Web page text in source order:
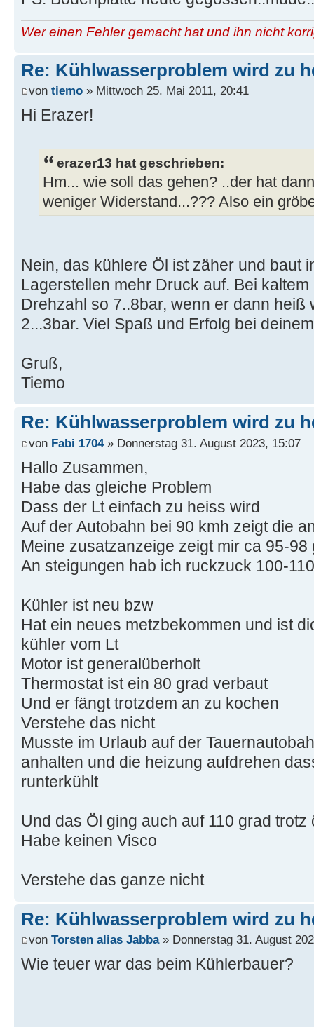
Wer einen Fehler gemacht hat und ihn nicht
Re: Kühlwasserproblem wird zu
von tiemo » Mittwoch 25. Mai 2011, 20:41
Hi Erazer!
erazer13 hat geschrieben:
Hm... wie soll das gehen? ..der hat
weniger Widerstand...??? Also ein
Nein, das kühlere Öl ist zäher und baut
Lagerstellen mehr Druck auf. Bei
Drehzahl so 7..8bar, wenn er dann heiß
2...3bar. Viel Spaß und Erfolg bei
Gruß,
Tiemo
Re: Kühlwasserproblem wird zu
von Fabi 1704» Donnerstag 31. August 2023, 15:07
Hallo Zusammen,
Habe das gleiche Problem
Dass der Lt einfach zu heiss wird
Auf der Autobahn bei 90 kmh zeigt die
Meine zusatzanzeige zeigt mir ca 95-98
An steigungen hab ich ruckzuck 100-
Kühler ist neu bzw
Hat ein neues metzbekommen und ist
kühler vom Lt
Motor ist generalüberholt
Thermostat ist ein 80 grad verbaut
Und er fängt trotzdem an zu kochen
Verstehe das nicht
Musste im Urlaub auf der
anhalten und die heizung aufdrehen
runterkühlt
Und das Öl ging auch auf 110 grad trotz
Habe keinen Visco
Verstehe das ganze nicht
Re: Kühlwasserproblem wird zu
von Torsten alias Jabba» Donnerstag 31. August
Wie teuer war das beim Kühlerbauer?